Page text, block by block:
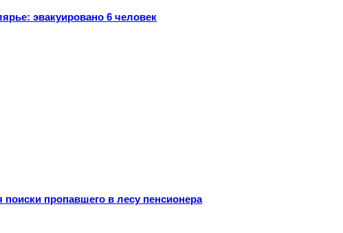
эвакуировано 6 человек
пропавшего в лесу пенсионера